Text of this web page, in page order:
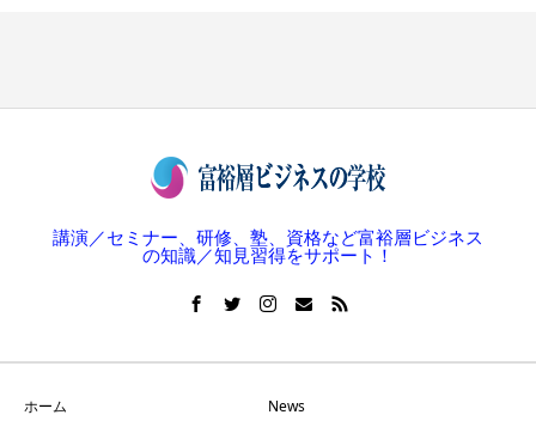
講演／セミナー、研修、塾、資格など富裕層ビジネス
の知識／知見習得をサポート！
ホーム News